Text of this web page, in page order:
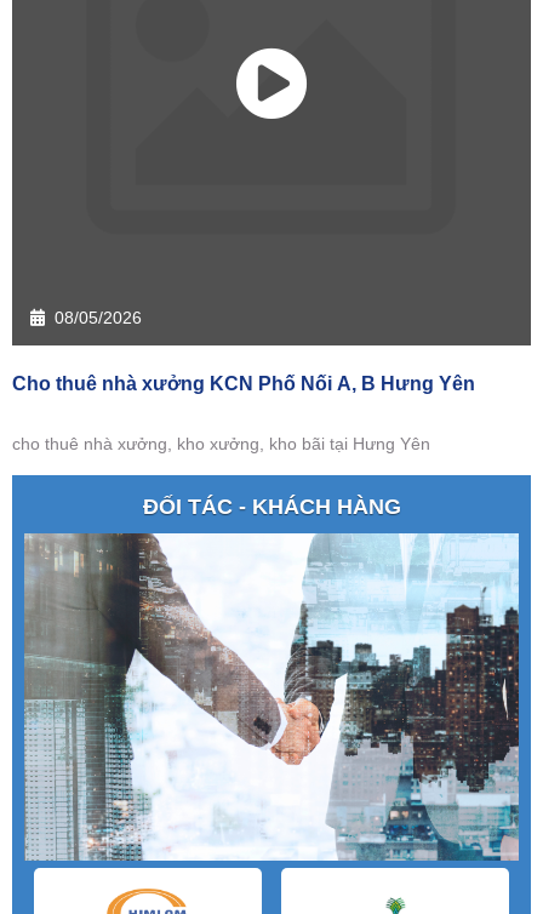
08/05/2026
Cho thuê nhà xưởng KCN Phố Nối A, B Hưng Yên
cho thuê nhà xưởng, kho xưởng, kho bãi tại Hưng Yên
ĐỐI TÁC - KHÁCH HÀNG